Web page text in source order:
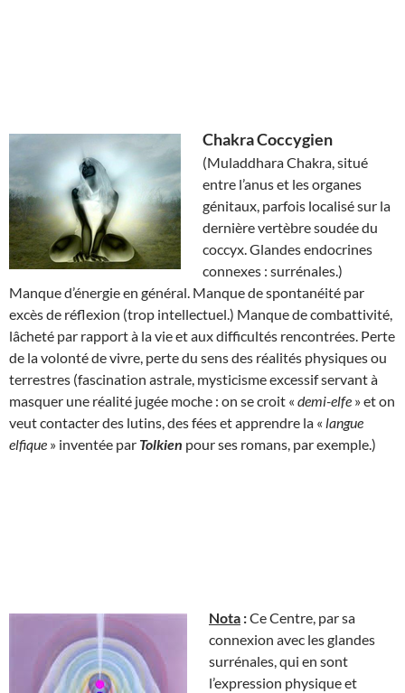
ChakraCoccygien
(Muladdhara Chakra, situé
entre l’anus et les organes
génitaux, parfois localisé sur la
dernière vertèbre soudée du
coccyx. Glandes endocrines
connexes : surrénales.)
Manque d’énergie en général. Manque de spontanéité par
excès de réflexion (trop intellectuel.) Manque de combattivité,
lâcheté par rapport à la vie et aux difficultés rencontrées. Perte
de la volonté de vivre, perte du sens des réalités physiques ou
terrestres (fascination astrale, mysticisme excessif servant à
masquer une réalité jugée moche : on se croit « demi-elfe » et on
veut contacter des lutins, des fées et apprendre la « langue
elfique » inventée par Tolkien pour ses romans, par exemple.)
Nota :Ce Centre, par sa
connexion avec les glandes
surrénales, qui en sont
l’expression physique et